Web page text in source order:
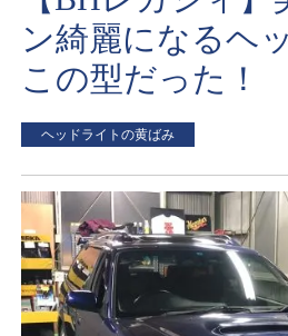
ン綺麗になるヘ
この型だった！
ヘッドライトの黄ばみ